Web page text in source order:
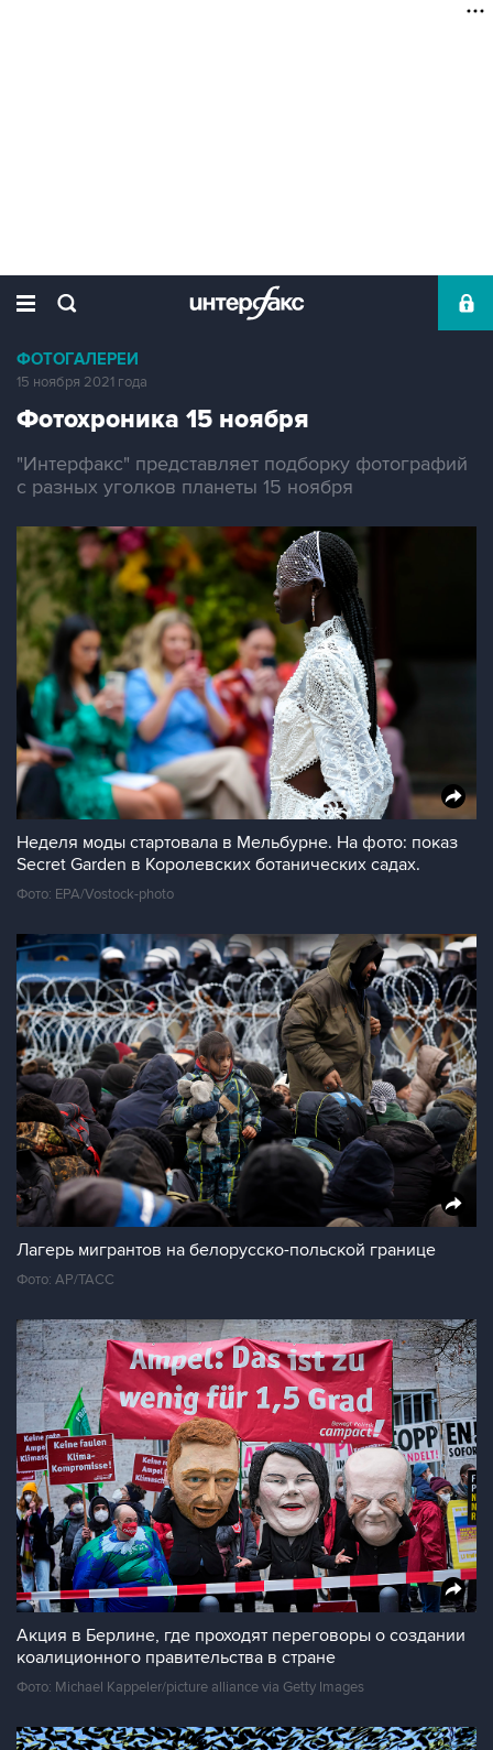
ФОТОГАЛЕРЕИ
15 ноября 2021 года
Фотохроника 15 ноября
"Интерфакс" представляет подборку фотографий
с разных уголков планеты 15 ноября
Неделя моды стартовала в Мельбурне. На фото: показ
Secret Garden в Королевских ботанических садах.
Фото: EPA/Vostock-photo
Лагерь мигрантов на белорусско-польской границе
Фото: AP/ТАСС
Акция в Берлине, где проходят переговоры о создании
коалиционного правительства в стране
Фото: Michael Kappeler/picture alliance via Getty Images